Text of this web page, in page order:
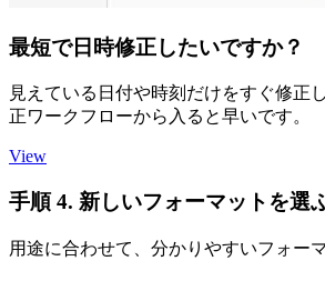
最短で日時修正したいですか？
見えている日付や時刻だけをすぐ修正
正ワークフローから入ると早いです。
View
手順 4. 新しいフォーマットを選
用途に合わせて、分かりやすいフォー